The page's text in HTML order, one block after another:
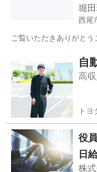
堀
西尾
ご覧いただきありがと
そ
自
高
トヨ
役
日
株